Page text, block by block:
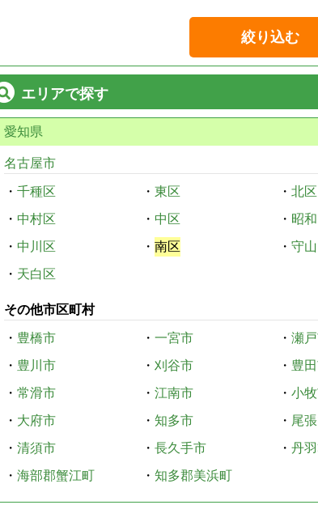
絞り込む
エリアで探す
愛知県
名古屋市
・ 千種区 ・ 東区 ・ 北区
・ 中村区 ・ 中区 ・ 昭
・ 中川区 ・ 南区 ・ 守
・ 天白区
その他市区町村
・ 豊橋市 ・ 一宮市 ・ 瀬
・ 豊川市 ・ 刈谷市 ・ 豊
・ 常滑市 ・ 江南市 ・ 小
・ 大府市 ・ 知多市 ・ 尾
・ 清須市 ・ 長久手市 ・ 丹
・ 海部郡蟹江町 ・ 知多郡美浜町